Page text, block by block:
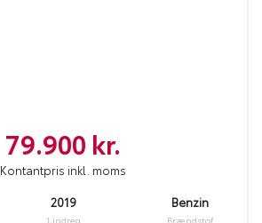
79.900 kr.
Kontantpris inkl. moms
2019
1.indreg
Benzin
Brændstof